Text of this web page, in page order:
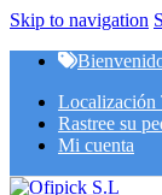
Skip to navigation
Localización
Rastree su
Mi cuenta